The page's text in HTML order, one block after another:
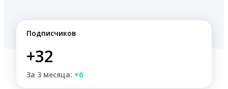
Подписчиков
+32
За 3 месяца: +6